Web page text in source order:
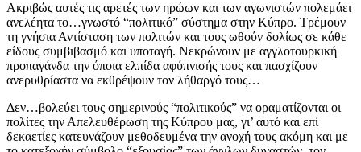
Ακριβώς αυτές τις αρετές των ηρώων και των αγωνιστών πολεμάει
ανελέητα το…γνωστό “πολιτικό” σύστημα στην Κύπρο. Τρέμουν
τη γνήσια Αντίσταση των πολιτών και τους ωθούν δολίως σε κάθε
είδους συμβιβασμό και υποταγή. Νεκρώνουν με αγγλοτουρκική
προπαγάνδα την όποια ελπίδα αφύπνισής τους και πασχίζουν
ανερυθρίαστα να εκθρέψουν τον λήθαργό τους…
Δεν…βολεύει τους σημερινούς “πολιτικούς” να οραματίζονται οι
πολίτες την Απελευθέρωση της Κύπρου μας, γι’ αυτό και επί
δεκαετίες κατευνάζουν μεθοδευμένα την ανοχή τους ακόμη και με